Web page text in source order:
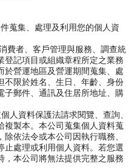
蒐集、處理及利用您的個人資
費者、客戶管理與服務、調查統
登記項目或組織章程所定之業務
於營運地區及營運期間蒐集、處
不限於姓名、生日、年齡、身份
子郵件、通訊及住居所地址、購
人資料保護法請求閱覽、查詢、
複製本。本公司蒐集個人資料蒐
依法令或本公司因執行職務、
止處理或利用個人資料。若您選
，本公司將無法提供完整之服務